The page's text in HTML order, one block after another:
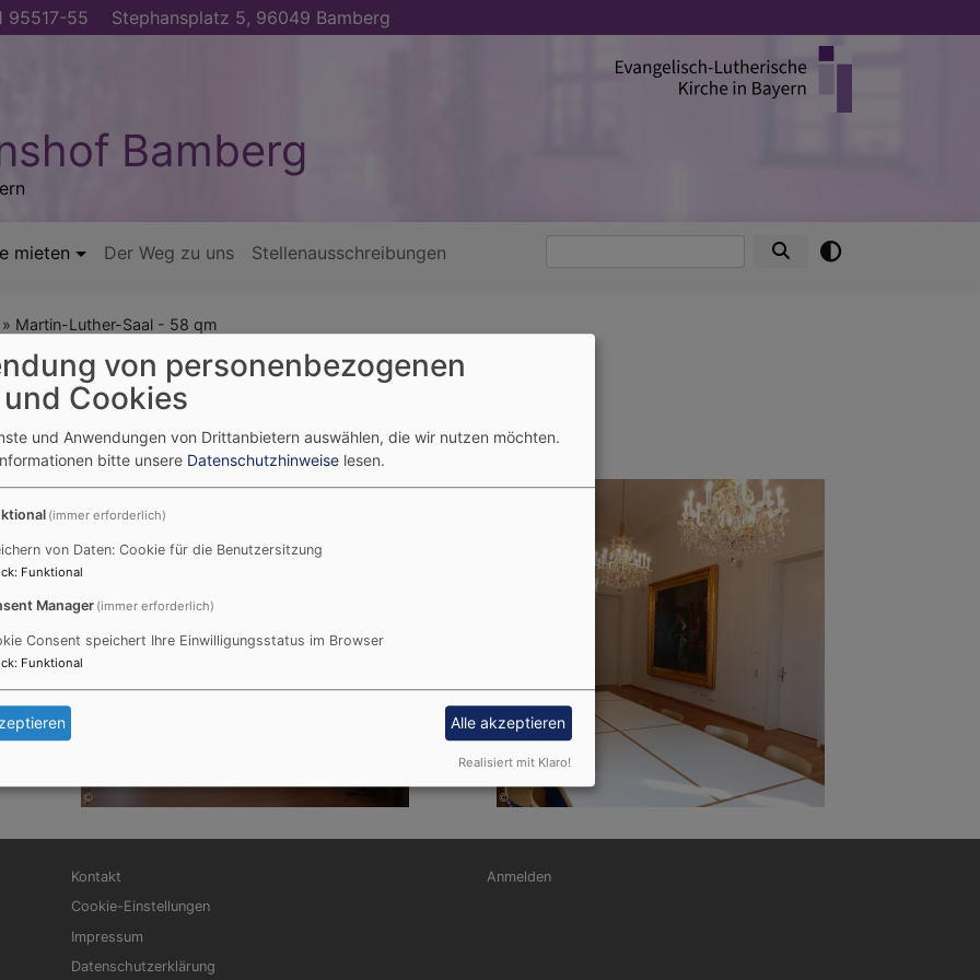
95517-55 Stephansplatz 5, 96049 Bamberg
Bamberg
mieten Der Weg zu uns Stellenausschreibungen
Martin-Luther-Saal - 58 qm
- 58 qm
Fußbereichsmenü
Kontakt
Cookie-Einstellungen
Impressum
Datenschutzerklärung
Benutzermenü
Anmelden
von personenbezogenen
Cookies
und Anwendungen von Drittanbietern auswählen, die wir nutzen möchten.
bitte unsere Datenschutzhinweise lesen.
(immer erforderlich)
von Daten: Cookie für die Benutzersitzung
: Funktional
Manager (immer erforderlich)
Consent speichert Ihre Einwilligungsstatus im Browser
: Funktional
Alle akzeptieren
Realisiert mit Klaro!